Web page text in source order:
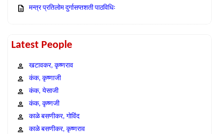
मन्त्र प्रतिलोम दुर्गासप्तशती पाठविधिः
Latest People
खटावकर, कृष्णराव
कंक, कृष्णाजी
कंक, येसाजी
कंक, कृष्णजी
काळे बसणीकर, गोविंद
काळे बसणीकर, कृष्णराव